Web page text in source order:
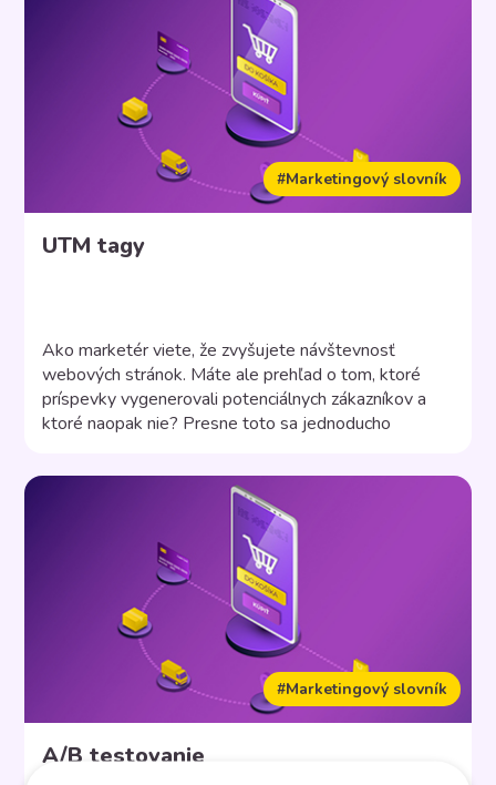
#Marketingový slovník
UTM tagy
Ako marketér viete, že zvyšujete návštevnosť
webových stránok. Máte ale prehľad o tom, ktoré
príspevky vygenerovali potenciálnych zákazníkov a
ktoré naopak nie? Presne toto sa jednoducho
Vďaka UTM kódom na konci URL adresy sledujete
kliknutia a výkonnosť marketingovej aktivity. Čo je
UTM tag? UTM „Urchin Traffic Monitor“ pochádza […]
#Marketingový slovník
A/B testovanie